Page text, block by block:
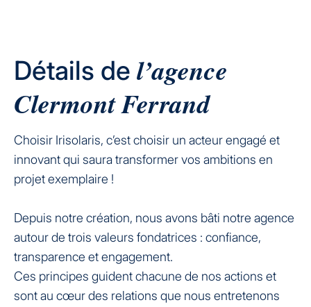
Détails de l’agence
Clermont Ferrand
Choisir Irisolaris, c’est choisir un acteur engagé et
innovant qui saura transformer vos ambitions en
projet exemplaire !
Depuis notre création, nous avons bâti notre agence
autour de trois valeurs fondatrices : confiance,
transparence et engagement.
Ces principes guident chacune de nos actions et
sont au cœur des relations que nous entretenons